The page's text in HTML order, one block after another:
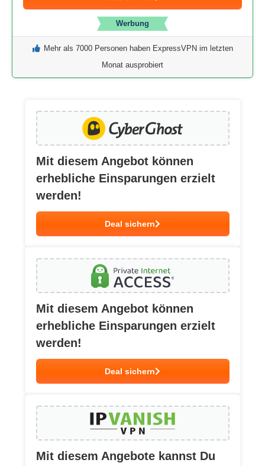
Werbung
Mehr als 7000 Personen haben ExpressVPN im letzten
Monat ausprobiert
Mit diesem Angebot können
erhebliche Einsparungen erzielt
werden!
Deal sichern
Mit diesem Angebot können
erhebliche Einsparungen erzielt
werden!
Deal sichern
Mit diesem Angebote kannst Du